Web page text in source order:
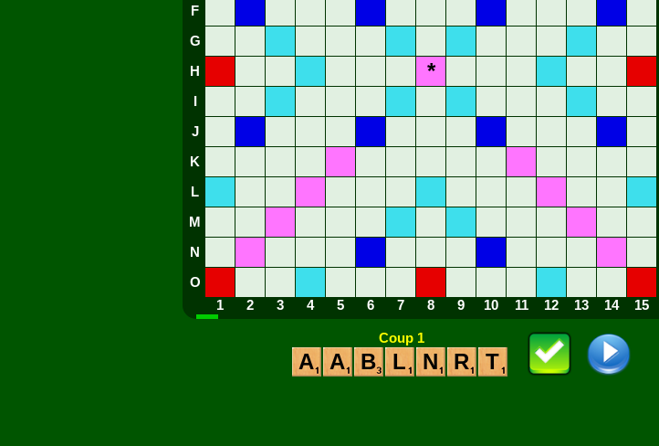
F
G
H *
J
K
L
M
N
O
1
2 3 4 5 6 7 8 9 10 11 12 13 14 15
Coup 1
A A B L N R T